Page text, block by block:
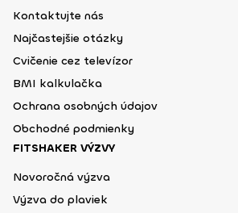
Kontaktujte nás
Najčastejšie otázky
Cvičenie cez televízor
BMI kalkulačka
Ochrana osobných údajov
Obchodné podmienky
FITSHAKER VÝZVY
Novoročná výzva
Výzva do plaviek